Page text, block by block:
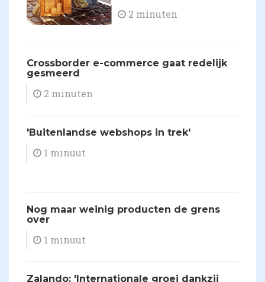
2 minuten
Crossborder e-commerce gaat redelijk
gesmeerd
2 minuten
'Buitenlandse webshops in trek'
1 minuut
Nog maar weinig producten de grens
over
1 minuut
Zalando: 'Internationale groei dankzij